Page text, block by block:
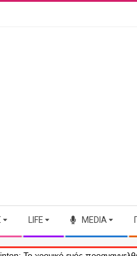
LIFE MEDIA